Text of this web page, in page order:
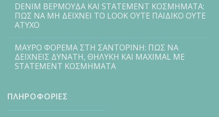
DENIM ΒΕΡΜΟΥΔΑ ΚΑΙ STATEMENT ΚΟΣΜΗΜΑΤΑ:
ΠΩΣ ΝΑ ΜΗ ΔΕΙΧΝΕΙ ΤΟ LOOK ΟΥΤΕ ΠΑΙΔΙΚΟ ΟΥΤΕ
ΑΤΥΧΟ
ΜΑΥΡΟ ΦΟΡΕΜΑ ΣΤΗ ΣΑΝΤΟΡΙΝΗ: ΠΩΣ ΝΑ
ΔΕΙΧΝΕΙΣ ΔΥΝΑΤΗ, ΘΗΛΥΚΗ ΚΑΙ MAXIMAL ΜΕ
STATEMENT ΚΟΣΜΗΜΑΤΑ
ΠΛΗΡΟΦΟΡΙΕΣ